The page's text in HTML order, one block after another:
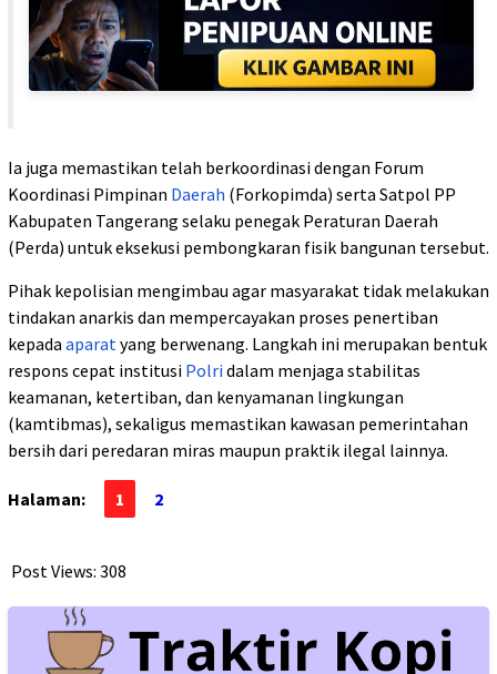
Ia juga memastikan telah berkoordinasi dengan Forum
Koordinasi Pimpinan Daerah (Forkopimda) serta Satpol PP
Kabupaten Tangerang selaku penegak Peraturan Daerah
(Perda) untuk eksekusi pembongkaran fisik bangunan tersebut.
Pihak kepolisian mengimbau agar masyarakat tidak melakukan
tindakan anarkis dan mempercayakan proses penertiban
kepada aparat yang berwenang. Langkah ini merupakan bentuk
respons cepat institusi Polri dalam menjaga stabilitas
keamanan, ketertiban, dan kenyamanan lingkungan
(kamtibmas), sekaligus memastikan kawasan pemerintahan
bersih dari peredaran miras maupun praktik ilegal lainnya.
Halaman: 1 2
Post Views: 308